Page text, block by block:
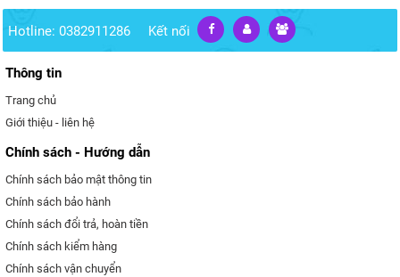
Hotline: 0382911286 Kết nối
Thông tin
Trang chủ
Giới thiệu - liên hệ
Chính sách - Hướng dẫn
Chính sách bảo mật thông tin
Chính sách bảo hành
Chính sách đổi trả, hoàn tiền
Chính sách kiểm hàng
Chính sách vận chuyển